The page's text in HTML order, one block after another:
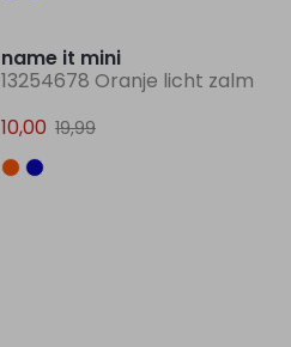
name it mini
13254678 Oranje licht zalm
10,00 19,99